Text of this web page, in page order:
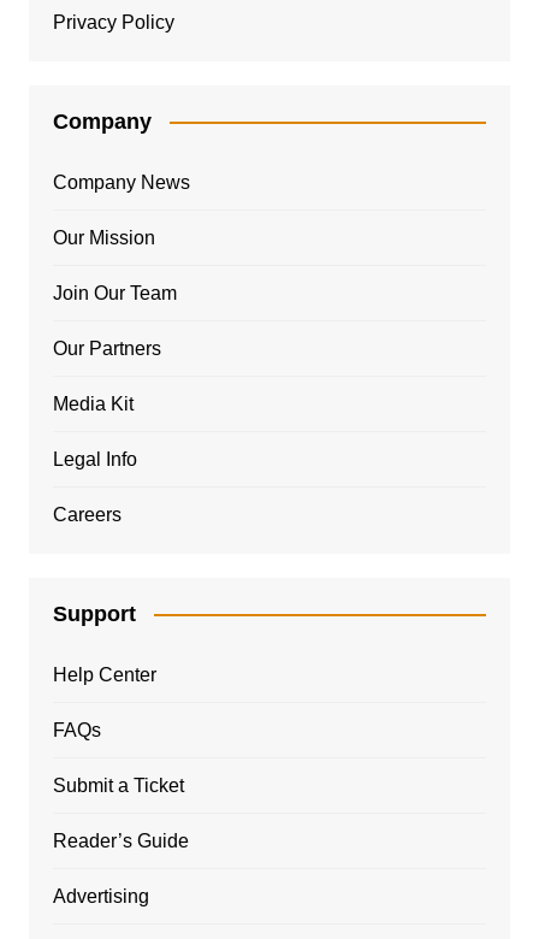
Privacy Policy
Company
Company News
Our Mission
Join Our Team
Our Partners
Media Kit
Legal Info
Careers
Support
Help Center
FAQs
Submit a Ticket
Reader’s Guide
Advertising